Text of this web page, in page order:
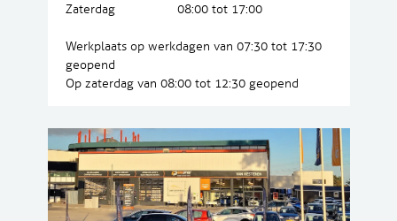
Zaterdag
08:00 tot 17:00
Werkplaats op werkdagen van 07:30 tot 17:30
geopend
Op zaterdag van 08:00 tot 12:30 geopend